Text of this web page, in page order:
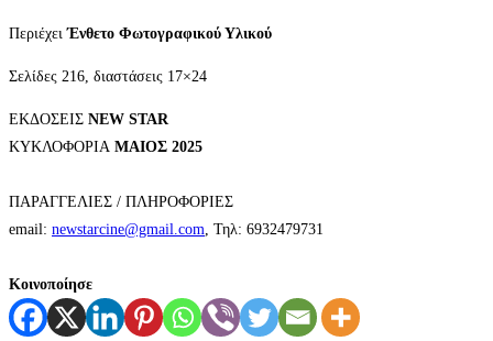
ΠεριέχειΈνθετο Φωτογραφικού Υλικού
Σελίδες 216, διαστάσεις 17×24
ΕΚΔΟΣΕΙΣ NEW STAR
ΚΥΚΛΟΦΟΡΙΑ ΜΑΙΟΣ 2025
ΠΑΡΑΓΓΕΛΙΕΣ / ΠΛΗΡΟΦΟΡIΕΣ
email: newstarcine@gmail.com, Τηλ: 6932479731
Κοινοποίησε